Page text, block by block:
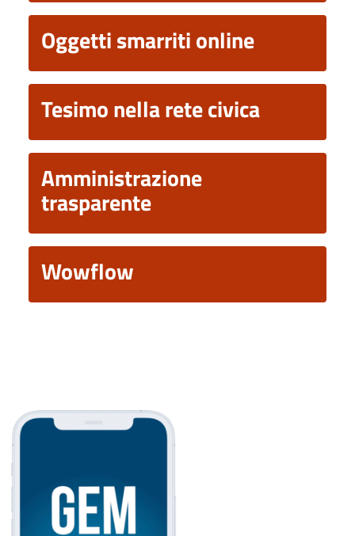
Oggetti smarriti online
Tesimo nella rete civica
Amministrazione
trasparente
Wowflow